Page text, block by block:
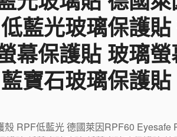
藍光玻璃保護
幕保護貼 玻璃
寶石玻璃保護
RPF低藍光 德國萊因RPF60